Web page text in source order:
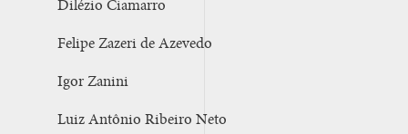
Dilézio Ciamarro
Felipe Zazeri de Azevedo
Igor Zanini
Luiz Antônio Ribeiro Neto